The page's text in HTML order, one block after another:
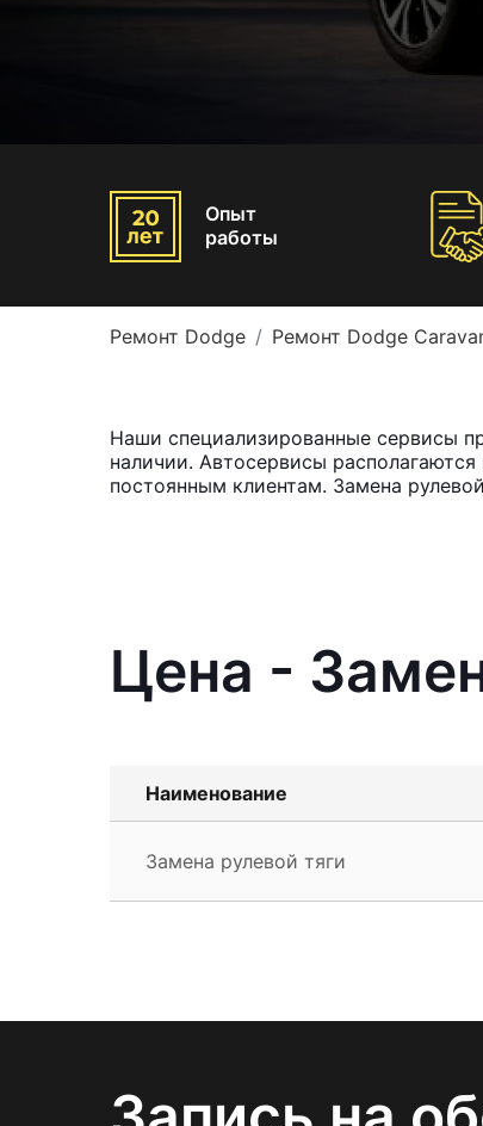
Опыт
работы
Ремонт Dodge Ремонт Dodge
Наши специализированные сервисы
наличии. Автосервисы
постоянным клиентам. Замена
Цена -
Наименование
Замена рулевой тяги